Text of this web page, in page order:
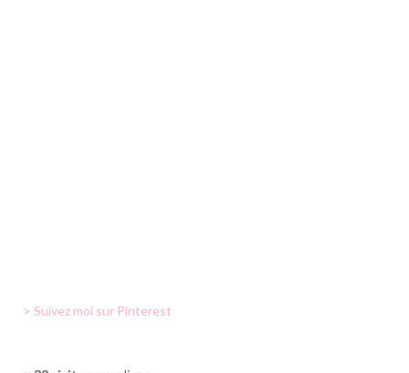
> Suivez moi sur Pinterest